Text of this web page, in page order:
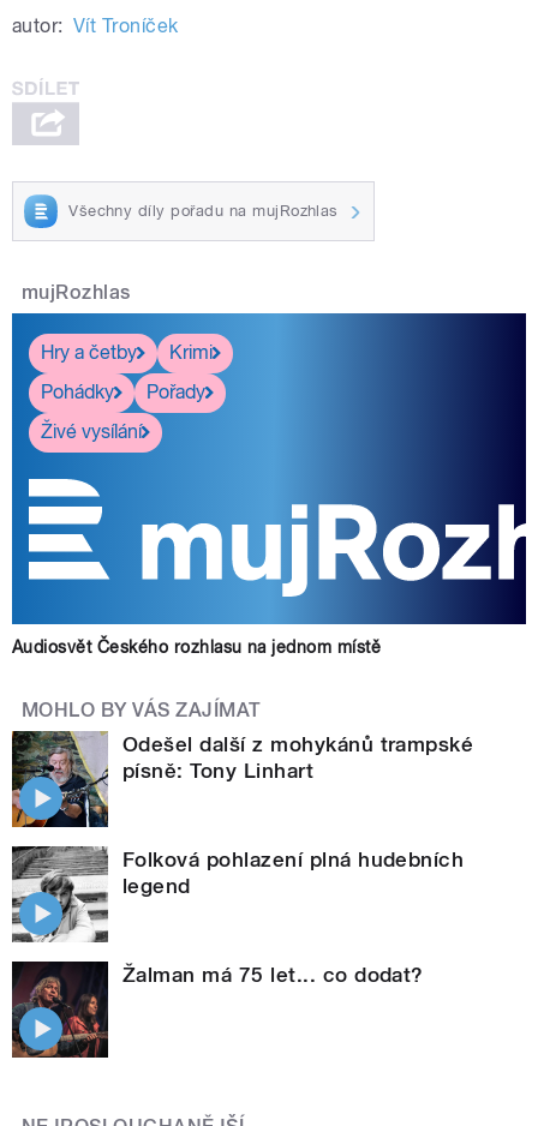
autor: Vít Troníček
Všechny díly pořadu na mujRozhlas
mujRozhlas
Hry a četby
Krimi
Pohádky
Pořady
Živé vysílání
Audiosvět Českého rozhlasu na jednom místě
MOHLO BY VÁS ZAJÍMAT
Odešel další z mohykánů trampské
písně: Tony Linhart
Folková pohlazení plná hudebních
legend
Žalman má 75 let... co dodat?